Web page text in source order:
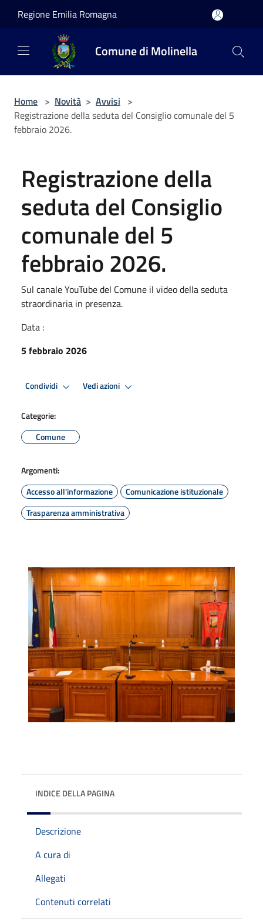
Regione Emilia Romagna
Comune di Molinella
Home > Novità > Avvisi >
Registrazione della seduta del Consiglio comunale del 5
febbraio 2026.
Registrazione della
seduta del Consiglio
comunale del 5
febbraio 2026.
Sul canale YouTube del Comune il video della seduta
straordinaria in presenza.
Data :
5 febbraio 2026
Condividi Vedi azioni
Categorie:
Comune
Argomenti:
Accesso all'informazione
Comunicazione istituzionale
Trasparenza amministrativa
INDICE DELLA PAGINA
Descrizione
A cura di
Allegati
Contenuti correlati